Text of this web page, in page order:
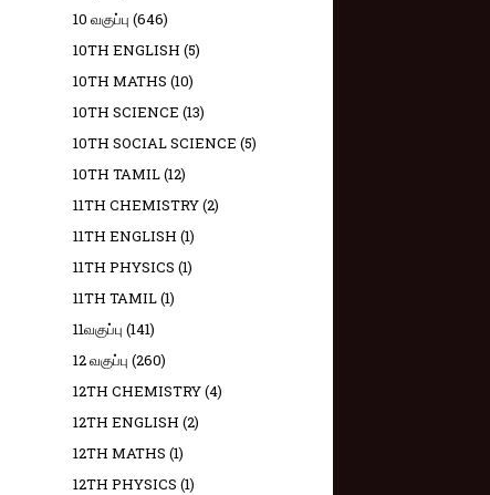
10 வகுப்பு (646)
10TH ENGLISH (5)
10TH MATHS (10)
10TH SCIENCE (13)
10TH SOCIAL SCIENCE (5)
10TH TAMIL(12)
11TH CHEMISTRY(2)
11TH ENGLISH (1)
11TH PHYSICS (1)
11TH TAMIL(1)
11வகுப்பு (141)
12 வகுப்பு (260)
12TH CHEMISTRY(4)
12TH ENGLISH (2)
12TH MATHS (1)
12TH PHYSICS (1)